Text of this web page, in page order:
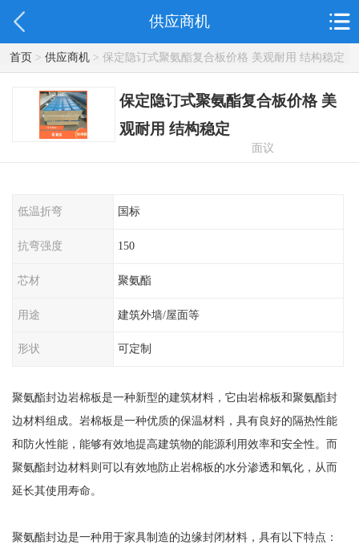
供应商机
首页> 供应商机> 保定隐订式聚氨酯复合板价格 美观耐用 结构稳定
保定隐订式聚氨酯复合板价格 美
观耐用 结构稳定
面议
低温折弯 国标
抗弯强度 150
芯材 聚氨酯
用途 建筑外墙/屋面等
形状 可定制
聚氨酯封边岩棉板是一种新型的建筑材料，它由岩棉板和聚氨酯封
边材料组成。岩棉板是一种优质的保温材料，具有良好的隔热性能
和防火性能，能够有效地提高建筑物的能源利用效率和安全性。而
聚氨酯封边材料则可以有效地防止岩棉板的水分渗透和氧化，从而
延长其使用寿命。
聚氨酯封边是一种用于家具制造的边缘封闭材料，具有以下特点：